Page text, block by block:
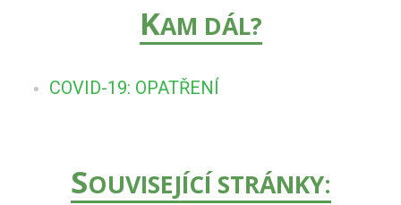
KAM DÁL?
COVID-19: OPATŘENÍ
SOUVISEJÍCÍ STRÁNKY: